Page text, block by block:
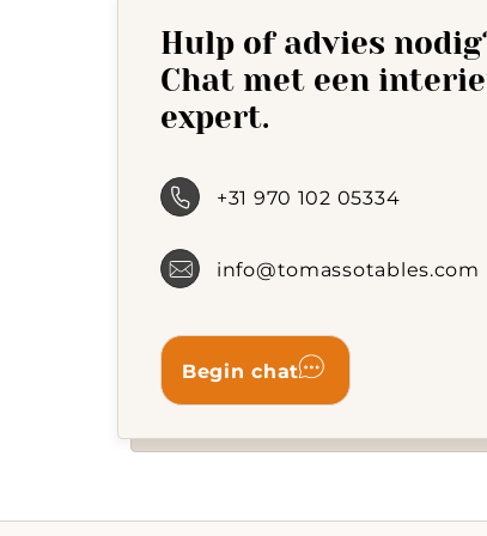
the
product
page
Hulp of advies
Chat met een
expert.
+31 970 102 05334
info@tomassotables.com